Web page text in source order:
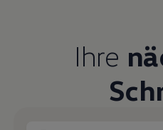
Serviceanfrage